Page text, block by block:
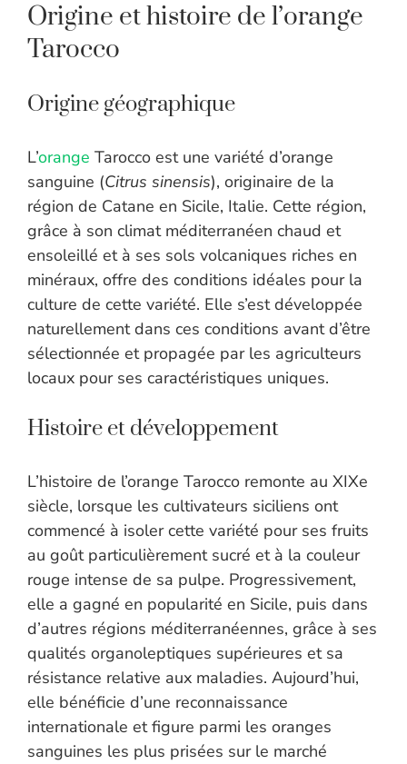
Origine et histoire de l’orange
Tarocco
Origine géographique
L’orange Tarocco est une variété d’orange
sanguine (Citrus sinensis), originaire de la
région de Catane en Sicile, Italie. Cette région,
grâce à son climat méditerranéen chaud et
ensoleillé et à ses sols volcaniques riches en
minéraux, offre des conditions idéales pour la
culture de cette variété. Elle s’est développée
naturellement dans ces conditions avant d’être
sélectionnée et propagée par les agriculteurs
locaux pour ses caractéristiques uniques.
Histoire et développement
L’histoire de l’orange Tarocco remonte au XIXe
siècle, lorsque les cultivateurs siciliens ont
commencé à isoler cette variété pour ses fruits
au goût particulièrement sucré et à la couleur
rouge intense de sa pulpe. Progressivement,
elle a gagné en popularité en Sicile, puis dans
d’autres régions méditerranéennes, grâce à ses
qualités organoleptiques supérieures et sa
résistance relative aux maladies. Aujourd’hui,
elle bénéficie d’une reconnaissance
internationale et figure parmi les oranges
sanguines les plus prisées sur le marché